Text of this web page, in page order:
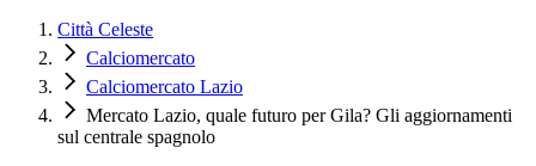
Città Celeste
Calciomercato
Calciomercato Lazio
Mercato Lazio, quale futuro per Gila? Gli aggiornamenti
sul centrale spagnolo